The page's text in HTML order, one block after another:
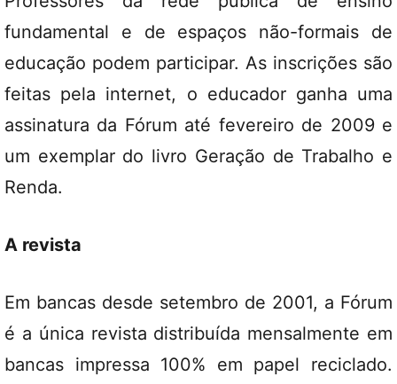
fundamental e de espaços não-formais de
educação podem participar. As inscrições são
feitas pela internet, o educador ganha uma
assinatura da Fórum até fevereiro de 2009 e
um exemplar do livro Geração de Trabalho e
Renda.
A revista
Em bancas desde setembro de 2001, a Fórum
é a única revista distribuída mensalmente em
bancas impressa 100% em papel reciclado.